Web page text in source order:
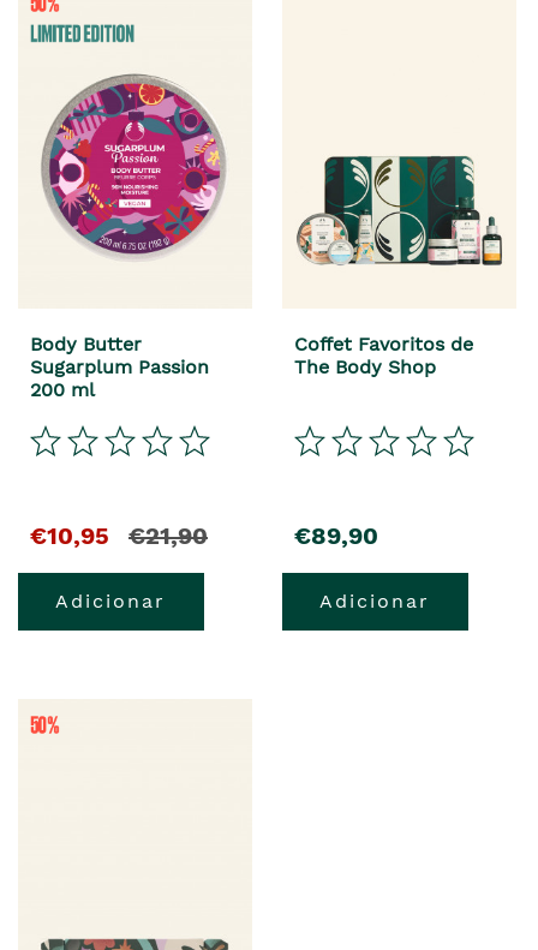
Body Butter
Sugarplum Passion
200 ml
€10,95 €21,90
Adicionar
Coffet Favoritos de
The Body Shop
€89,90
Adicionar